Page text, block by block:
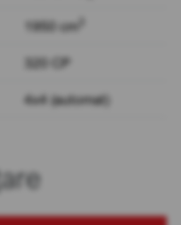
1950 cm
320 CP
4x4 (automat)